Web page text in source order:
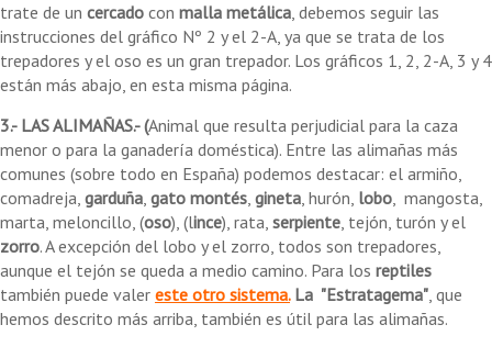
trate de un cercado con malla metálica, debemos seguir las
instrucciones del gráfico Nº 2 y el 2-A, ya que se trata de los
trepadores y el oso es un gran trepador. Los gráficos 1, 2, 2-A, 3 y 4
están más abajo, en esta misma página.
3.- LAS ALIMAÑAS.- (Animal que resulta perjudicial para la caza
menor o para la ganadería doméstica). Entre las alimañas más
comunes (sobre todo en España) podemos destacar: el armiño,
comadreja, garduña, gato montés, gineta, hurón, lobo, mangosta,
marta, meloncillo, (oso), (lince), rata, serpiente, tejón, turón y el
zorro. A excepción del lobo y el zorro, todos son trepadores,
aunque el tejón se queda a medio camino. Para los reptiles
también puede valer este otro sistema.La "Estratagema", que
hemos descrito más arriba, también es útil para las alimañas.